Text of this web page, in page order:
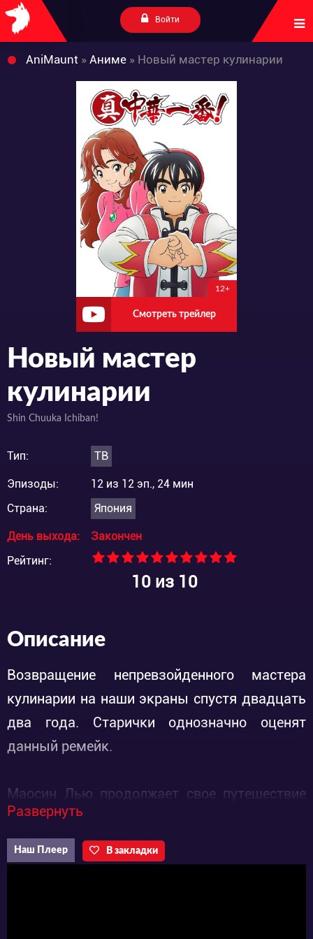
Войти
AniMaunt » Аниме » Новый мастер кулинарии
12+
Смотреть трейлер
Новый мастер
кулинарии
Shin Chuuka Ichiban!
Тип: ТВ
Эпизоды:
12 из 12 эп., 24 мин
Страна:
Япония
День выхода:
Закончен
Рейтинг:
10из 10
Описание
Возвращение непревзойденного мастера
кулинарии на наши экраны спустя двадцать
два года. Старички однозначно оценят
данный ремейк.
Маосин Лью продолжает свое путешествие
по Китаю, дабы постичь секреты
кулинарных шедевров. Однако во время
странствий главного героя разгорается
Развернуть
Наш Плеер В закладки